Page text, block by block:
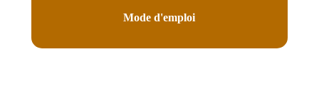
Mode d'emploi